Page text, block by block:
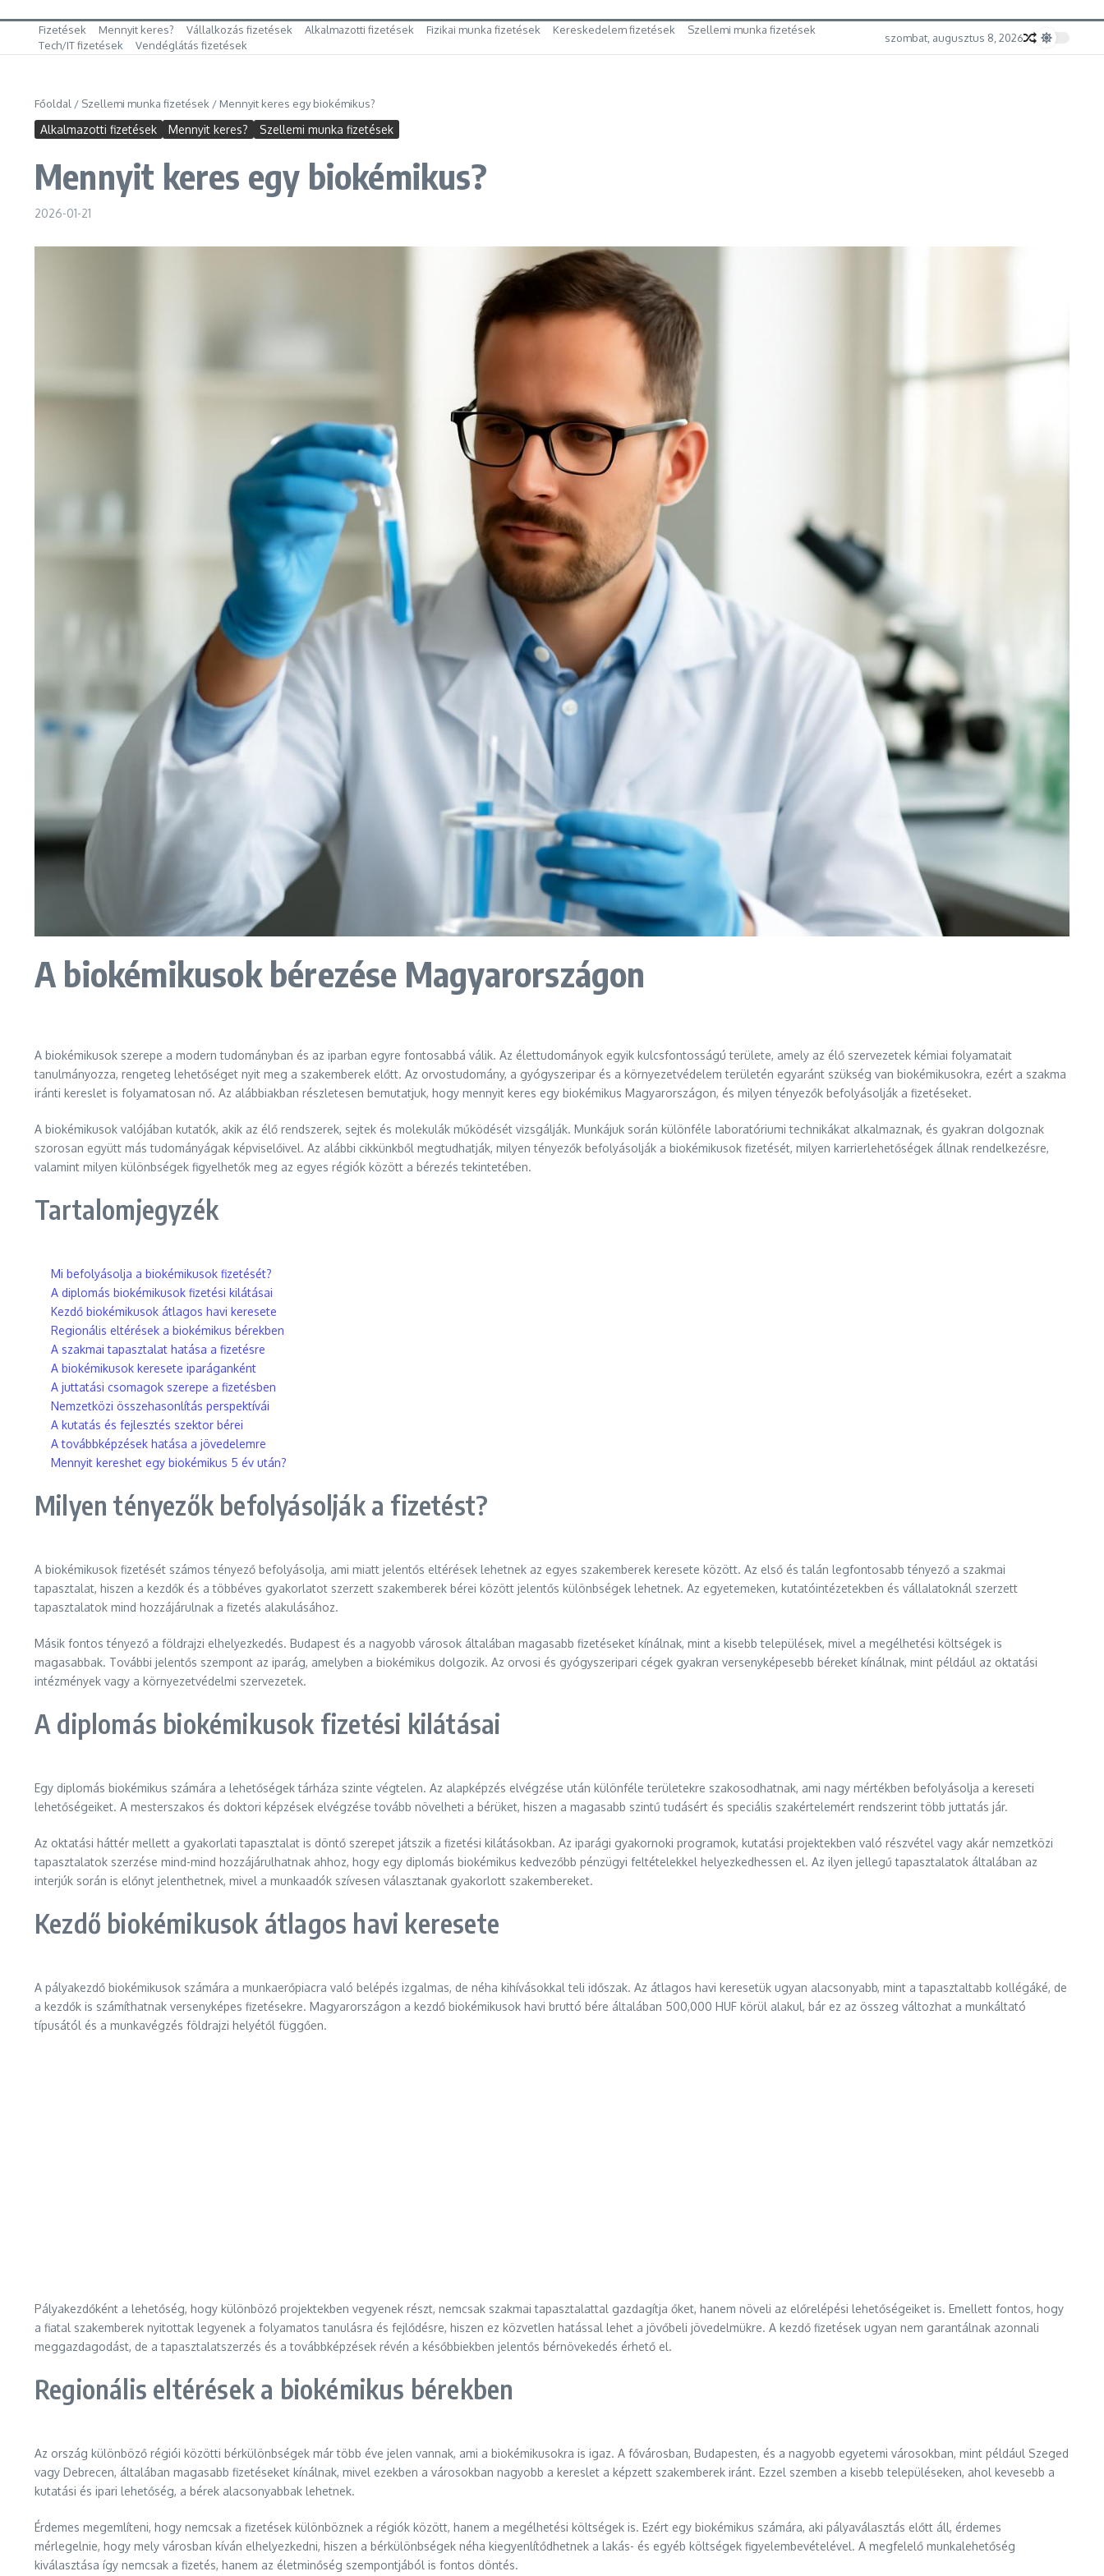
Fizetések Mennyit keres? Vállalkozás fizetések Alkalmazotti fizetések Fizikai munka fizetések Kereskedelem fizetések
Szellemi munka fizetések
Tech/IT fizetések
Vendéglátás fizetések
szombat, augusztus 8, 2026
Főoldal / Szellemi munka fizetések / Mennyit keres egy biokémikus?
Alkalmazotti fizetések Mennyit keres? Szellemi munka fizetések
Mennyit keres egy biokémikus?
2026-01-21
A biokémikusok bérezése Magyarországon
A biokémikusok szerepe a modern tudományban és az iparban egyre fontosabbá válik. Az élettudományok egyik kulcsfontosságú területe, amely az élő szervezetek kémiai folyamatait
tanulmányozza, rengeteg lehetőséget nyit meg a szakemberek előtt. Az orvostudomány, a gyógyszeripar és a környezetvédelem területén egyaránt szükség van biokémikusokra, ezért a szakma
iránti kereslet is folyamatosan nő. Az alábbiakban részletesen bemutatjuk, hogy mennyit keres egy biokémikus Magyarországon, és milyen tényezők befolyásolják a fizetéseket.
A biokémikusok valójában kutatók, akik az élő rendszerek, sejtek és molekulák működését vizsgálják. Munkájuk során különféle laboratóriumi technikákat alkalmaznak, és gyakran dolgoznak
szorosan együtt más tudományágak képviselőivel. Az alábbi cikkünkből megtudhatják, milyen tényezők befolyásolják a biokémikusok fizetését, milyen karrierlehetőségek állnak rendelkezésre,
valamint milyen különbségek figyelhetők meg az egyes régiók között a bérezés tekintetében.
Tartalomjegyzék
Mi befolyásolja a biokémikusok fizetését?
A diplomás biokémikusok fizetési kilátásai
Kezdő biokémikusok átlagos havi keresete
Regionális eltérések a biokémikus bérekben
A szakmai tapasztalat hatása a fizetésre
A biokémikusok keresete iparáganként
A juttatási csomagok szerepe a fizetésben
Nemzetközi összehasonlítás perspektívái
A kutatás és fejlesztés szektor bérei
A továbbképzések hatása a jövedelemre
Mennyit kereshet egy biokémikus 5 év után?
Milyen tényezők befolyásolják a fizetést?
A biokémikusok fizetését számos tényező befolyásolja, ami miatt jelentős eltérések lehetnek az egyes szakemberek keresete között. Az első és talán legfontosabb tényező a szakmai
tapasztalat, hiszen a kezdők és a többéves gyakorlatot szerzett szakemberek bérei között jelentős különbségek lehetnek. Az egyetemeken, kutatóintézetekben és vállalatoknál szerzett
tapasztalatok mind hozzájárulnak a fizetés alakulásához.
Másik fontos tényező a földrajzi elhelyezkedés. Budapest és a nagyobb városok általában magasabb fizetéseket kínálnak, mint a kisebb települések, mivel a megélhetési költségek is
magasabbak. További jelentős szempont az iparág, amelyben a biokémikus dolgozik. Az orvosi és gyógyszeripari cégek gyakran versenyképesebb béreket kínálnak, mint például az oktatási
intézmények vagy a környezetvédelmi szervezetek.
A diplomás biokémikusok fizetési kilátásai
Egy diplomás biokémikus számára a lehetőségek tárháza szinte végtelen. Az alapképzés elvégzése után különféle területekre szakosodhatnak, ami nagy mértékben befolyásolja a kereseti
lehetőségeiket. A mesterszakos és doktori képzések elvégzése tovább növelheti a bérüket, hiszen a magasabb szintű tudásért és speciális szakértelemért rendszerint több juttatás jár.
Az oktatási háttér mellett a gyakorlati tapasztalat is döntő szerepet játszik a fizetési kilátásokban. Az iparági gyakornoki programok, kutatási projektekben való részvétel vagy akár nemzetközi
tapasztalatok szerzése mind-mind hozzájárulhatnak ahhoz, hogy egy diplomás biokémikus kedvezőbb pénzügyi feltételekkel helyezkedhessen el. Az ilyen jellegű tapasztalatok általában az
interjúk során is előnyt jelenthetnek, mivel a munkaadók szívesen választanak gyakorlott szakembereket.
Kezdő biokémikusok átlagos havi keresete
A pályakezdő biokémikusok számára a munkaerőpiacra való belépés izgalmas, de néha kihívásokkal teli időszak. Az átlagos havi keresetük ugyan alacsonyabb, mint a tapasztaltabb kollégáké, de
a kezdők is számíthatnak versenyképes fizetésekre. Magyarországon a kezdő biokémikusok havi bruttó bére általában 500,000 HUF körül alakul, bár ez az összeg változhat a munkáltató
típusától és a munkavégzés földrajzi helyétől függően.
Pályakezdőként a lehetőség, hogy különböző projektekben vegyenek részt, nemcsak szakmai tapasztalattal gazdagítja őket, hanem növeli az előrelépési lehetőségeiket is. Emellett fontos, hogy
a fiatal szakemberek nyitottak legyenek a folyamatos tanulásra és fejlődésre, hiszen ez közvetlen hatással lehet a jövőbeli jövedelmükre. A kezdő fizetések ugyan nem garantálnak azonnali
meggazdagodást, de a tapasztalatszerzés és a továbbképzések révén a későbbiekben jelentős bérnövekedés érhető el.
Regionális eltérések a biokémikus bérekben
Az ország különböző régiói közötti bérkülönbségek már több éve jelen vannak, ami a biokémikusokra is igaz. A fővárosban, Budapesten, és a nagyobb egyetemi városokban, mint például Szeged
vagy Debrecen, általában magasabb fizetéseket kínálnak, mivel ezekben a városokban nagyobb a kereslet a képzett szakemberek iránt. Ezzel szemben a kisebb településeken, ahol kevesebb a
kutatási és ipari lehetőség, a bérek alacsonyabbak lehetnek.
Érdemes megemlíteni, hogy nemcsak a fizetések különböznek a régiók között, hanem a megélhetési költségek is. Ezért egy biokémikus számára, aki pályaválasztás előtt áll, érdemes
mérlegelnie, hogy mely városban kíván elhelyezkedni, hiszen a bérkülönbségek néha kiegyenlítődhetnek a lakás- és egyéb költségek figyelembevételével. A megfelelő munkalehetőség
kiválasztása így nemcsak a fizetés, hanem az életminőség szempontjából is fontos döntés.